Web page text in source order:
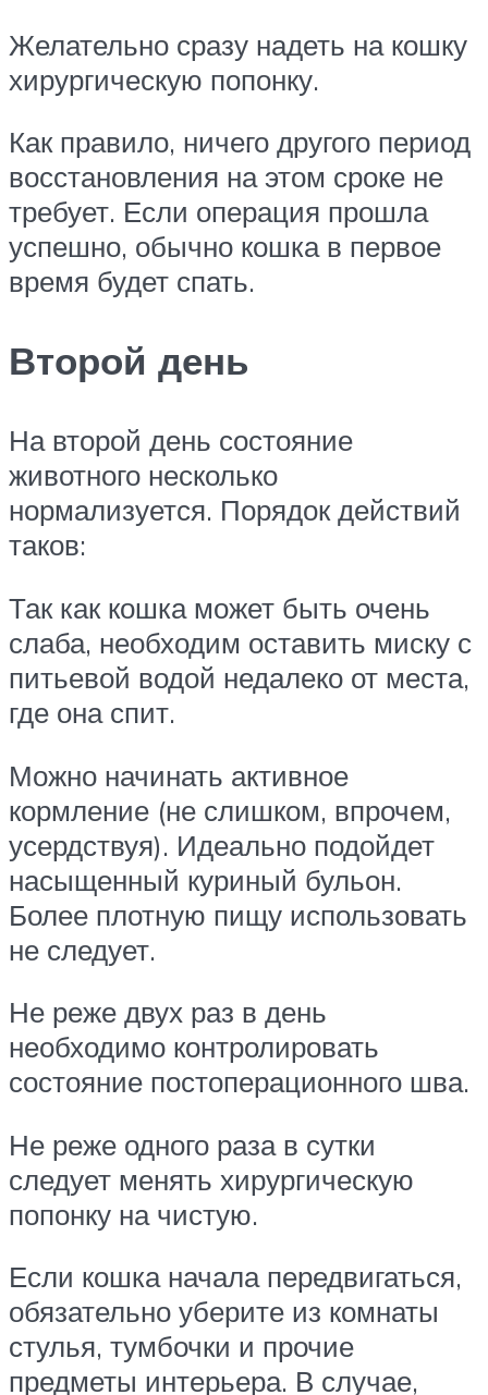
Желательно сразу надеть на кошку
хирургическую попонку.
Как правило, ничего другого период
восстановления на этом сроке не
требует. Если операция прошла
успешно, обычно кошка в первое
время будет спать.
Второй день
На второй день состояние
животного несколько
нормализуется. Порядок действий
таков:
Так как кошка может быть очень
слаба, необходим оставить миску с
питьевой водой недалеко от места,
где она спит.
Можно начинать активное
кормление (не слишком, впрочем,
усердствуя). Идеально подойдет
насыщенный куриный бульон.
Более плотную пищу использовать
не следует.
Не реже двух раз в день
необходимо контролировать
состояние постоперационного шва.
Не реже одного раза в сутки
следует менять хирургическую
попонку на чистую.
Если кошка начала передвигаться,
обязательно уберите из комнаты
стулья, тумбочки и прочие
предметы интерьера. В случае,